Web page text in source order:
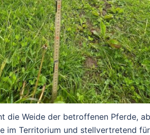
die Weide der betroffenen Pferde,
im Territorium und stellvertretend für